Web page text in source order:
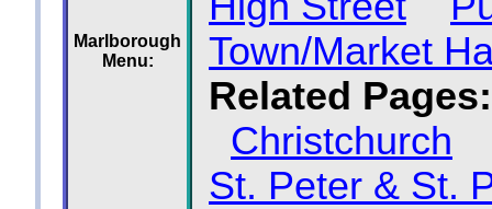
Marlborough
Menu:
Town/Market
Related Pages:
Christchurch
St. Peter & St.